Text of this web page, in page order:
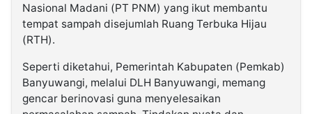
Nasional Madani (PT PNM) yang ikut membantu
tempat sampah disejumlah Ruang Terbuka Hijau
(RTH).
Seperti diketahui, Pemerintah Kabupaten (Pemkab)
Banyuwangi, melalui DLH Banyuwangi, memang
gencar berinovasi guna menyelesaikan